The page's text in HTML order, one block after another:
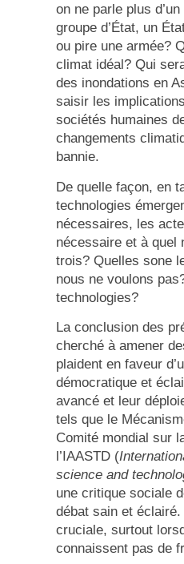
on ne parle plus
groupe d’État, un
ou pire une armée?
climat idéal? Qui
des inondations en
saisir les
sociétés humaines
changements
bannie.
De quelle façon, en
technologies
nécessaires, les
nécessaire et à quel
trois? Quelles sone
nous ne voulons
technologies?
La conclusion des
cherché à amener
plaident en faveur
démocratique et
avancé et leur
tels que le
Comité mondial sur
l’IAASTD (
science and
une critique sociale
débat sain et éclairé.
cruciale, surtout
connaissent pas de